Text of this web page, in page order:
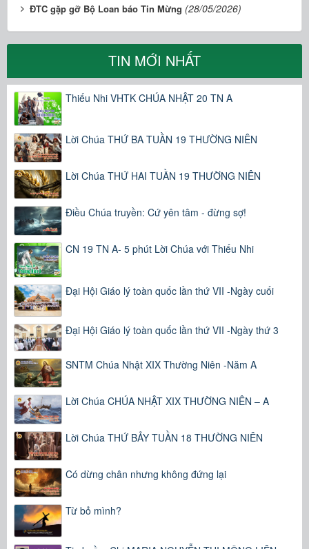
ĐTC gặp gỡ Bộ Loan báo Tin Mừng (28/05/2026)
TIN MỚI NHẤT
Thiếu Nhi VHTK CHÚA NHẬT 20 TN A
Lời Chúa THỨ BA TUẦN 19 THƯỜNG NIÊN
Lời Chúa THỨ HAI TUẦN 19 THƯỜNG NIÊN
Điều Chúa truyền: Cứ yên tâm - đừng sợ!
CN 19 TN A- 5 phút Lời Chúa với Thiếu Nhi
Đại Hội Giáo lý toàn quốc lần thứ VII -Ngày cuối
Đại Hội Giáo lý toàn quốc lần thứ VII -Ngày thứ 3
SNTM Chúa Nhật XIX Thường Niên -Năm A
Lời Chúa CHÚA NHẬT XIX THƯỜNG NIÊN – A
Lời Chúa THỨ BẢY TUẦN 18 THƯỜNG NIÊN
Có dừng chân nhưng không đứng lại
Từ bỏ mình?